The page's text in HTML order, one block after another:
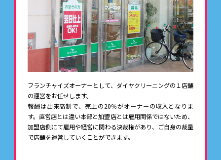
フランチャイズオーナーとして、ダイヤクリーニングの１店舗
の運営をお任せします。
報酬は出来高制で、売上の20％がオーナーの収入となりま
す。直営店とは違い本部と加盟店とは雇用関係ではないため、
加盟店側にて雇用や経営に関わる決裁権があり、ご自身の裁量
で店舗を運営していくことができます。